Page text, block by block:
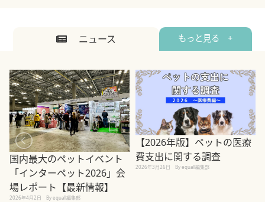
ニュース もっと見る +
国内最大のペットイベント
「インターペット2026」会
場レポート【最新情報】
2026年4月2日 By equall編集部
【2026年版】ペットの医療
費支出に関する調査
2026年3月26日 By equall編集部